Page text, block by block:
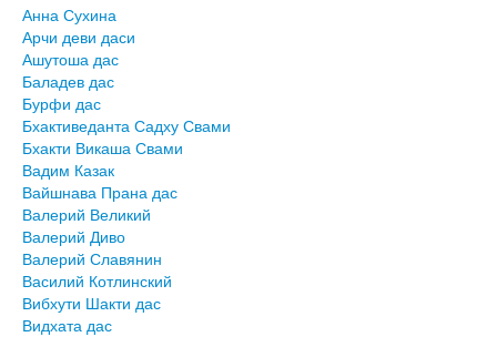
Анна Сухина
Арчи деви даси
Ашутоша дас
Баладев дас
Бурфи дас
Бхактиведанта Садху Свами
Бхакти Викаша Свами
Вадим Казак
Вайшнава Прана дас
Валерий Великий
Валерий Диво
Валерий Славянин
Василий Котлинский
Вибхути Шакти дас
Видхата дас